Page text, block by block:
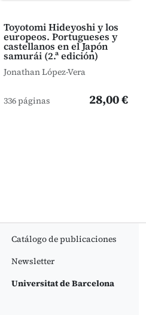
Toyotomi Hideyoshi y los
europeos. Portugueses y
castellanos en el Japón
samurái (2.ª edición)
Jonathan López-Vera
336 páginas 28,00 €
Catálogo de publicaciones
Newsletter
Universitat de Barcelona